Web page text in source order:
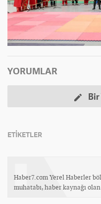
YORUMLAR
Bir
ETİKETLER
Haber7.com Yerel Haberler
muhatabı, haber kaynağı